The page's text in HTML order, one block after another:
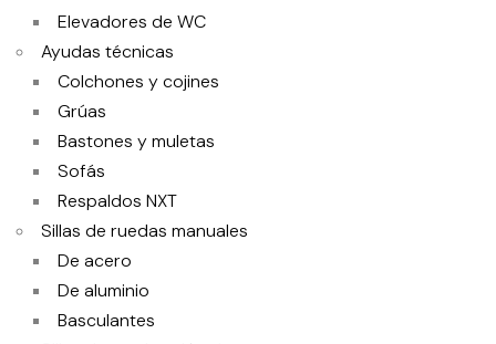
Elevadores de WC
Ayudas técnicas
Colchones y cojines
Grúas
Bastones y muletas
Sofás
Respaldos NXT
Sillas de ruedas manuales
De acero
De aluminio
Basculantes